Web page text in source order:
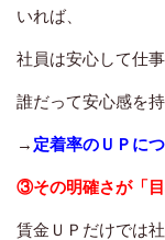
いれば、
社員は安心して仕
誰だって安心感を
→ 定着率のＵＰに
③その明確さが「目
賃金ＵＰだけでは